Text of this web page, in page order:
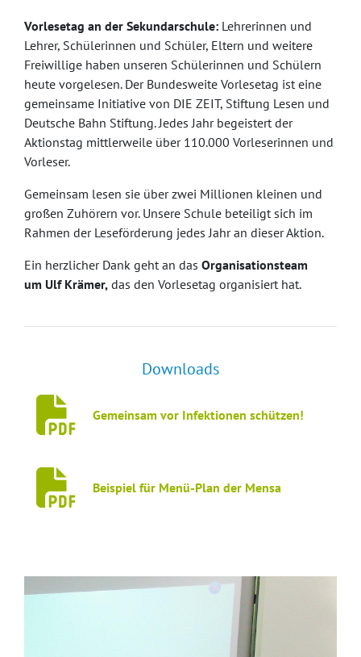
Vorlesetag an der Sekundarschule: Lehrerinnen und
Lehrer, Schülerinnen und Schüler, Eltern und weitere
Freiwillige haben unseren Schülerinnen und Schülern
heute vorgelesen. Der Bundesweite Vorlesetag ist eine
gemeinsame Initiative von DIE ZEIT, Stiftung Lesen und
Deutsche Bahn Stiftung. Jedes Jahr begeistert der
Aktionstag mittlerweile über 110.000 Vorleserinnen und
Vorleser.
Gemeinsam lesen sie über zwei Millionen kleinen und
großen Zuhörern vor. Unsere Schule beteiligt sich im
Rahmen der Leseförderung jedes Jahr an dieser Aktion.
Ein herzlicher Dank geht an das Organisationsteam
um Ulf Krämer, das den Vorlesetag organisiert hat.
Downloads
Beispiel für Menü-Plan der Mensa
Gemeinsam vor Infektionen schützen!